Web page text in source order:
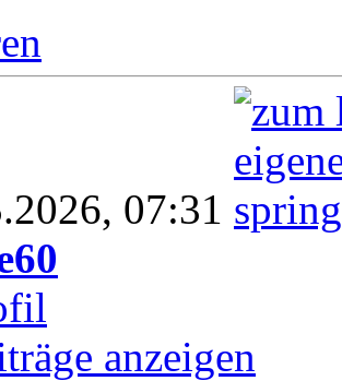
07:31
anzeigen